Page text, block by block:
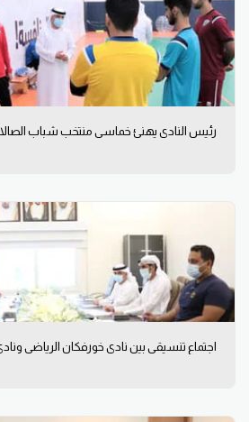
رئيس النادي يهنئ خماسي منتخب شباب
اجتماع تنسيقي بين نادي خورفكان الرياضي